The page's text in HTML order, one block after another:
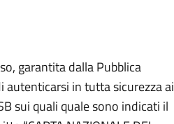
garantita dalla Pubblica
in tutta sicurezza ai
sui quali quale sono indicati il